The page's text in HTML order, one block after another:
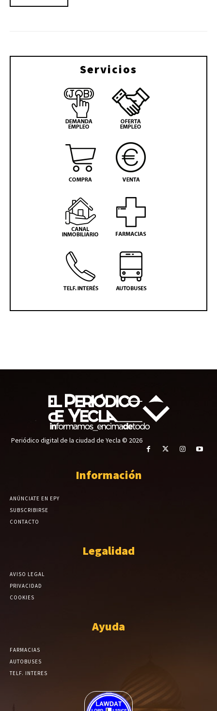
Servicios
Periódico digital de la ciudad de Yecla © 2026
Información
ANÚNCIATE EN EPY
SUBSCRIBIRSE
CONTACTO
Legalidad
AVISO LEGAL
PRIVACIDAD
COOKIES
Ayuda
FARMACIAS
AUTOBUSES
TELF. INTERES